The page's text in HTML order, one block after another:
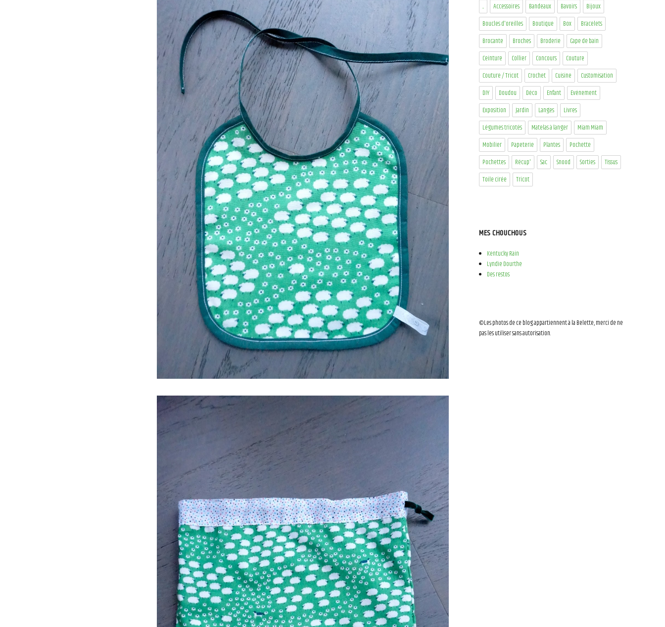
... Accessoires Bandeaux Bavoirs
Bijoux
Boucles d'oreilles
Boutique Box
Bracelets
Brocante
Broches Broderie
Cape de bain
Ceinture
Collier Concours
Couture
Couture / Tricot
Crochet Cuisine
Customisation
DIY
Doudou Déco Enfant
Evénement
Exposition
Jardin Langes
Livres
Légumes tricotés
Matelas à langer
Miam Miam
Mobilier
Papeterie Plantes
Pochette
Pochettes
Récup' Sac Snood Sorties
Tissus
Toile cirée
Tricot
MES CHOUCHOUS
Kentucky Rain
Lyndie Dourthe
Des restos
©Les photos de ce blog appartiennent à la Belette, merci de ne
pas les utiliser sans autorisation.